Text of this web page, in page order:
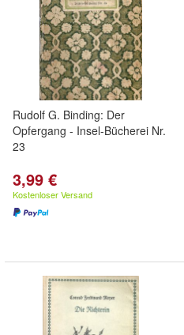
Rudolf G. Binding: Der
Opfergang - Insel-Bücherei Nr.
23
3,99 €
Kostenloser Versand